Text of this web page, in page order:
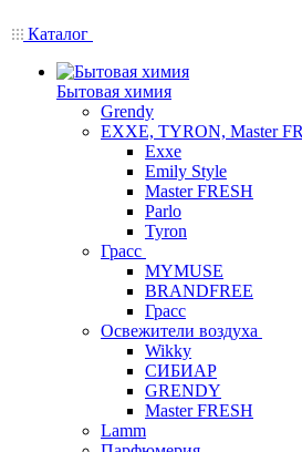
Каталог
Бытовая химия
Grendy
EXXE, TYRON, Master
Exxe
Emily Style
Master FRESH
Parlo
Tyron
Грасс
MYMUSE
BRANDFREE
Грасс
Освежители воздуха
Wikky
СИБИАР
GRENDY
Master FRESH
Lamm